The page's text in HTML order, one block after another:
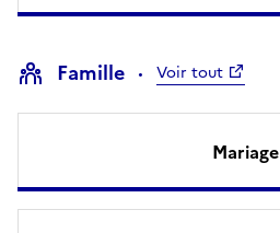
Famille Voir tout
Mariage